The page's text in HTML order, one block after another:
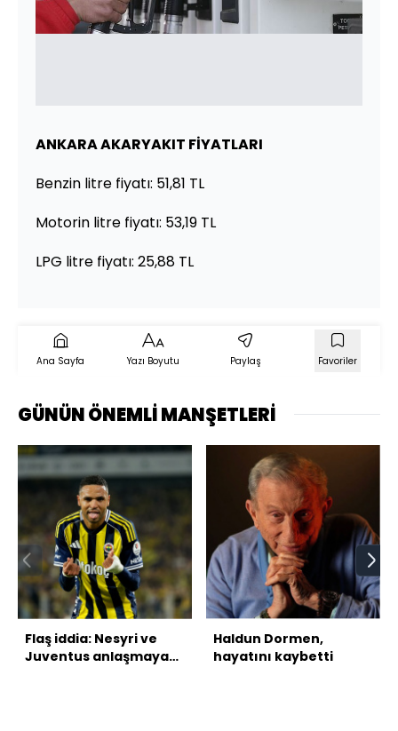
ANKARA AKARYAKIT FİYATLARI
Benzin litre fiyatı: 51,81 TL
Motorin litre fiyatı: 53,19 TL
LPG litre fiyatı: 25,88 TL
Ana Sayfa Yazı Boyutu Paylaş Favoriler
GÜNÜN ÖNEMLİ MANŞETLERİ
Flaş iddia: Nesyri ve
Juventus anlaşmaya
Haldun Dormen,
hayatını kaybetti